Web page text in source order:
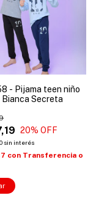
- Pijama teen niño
Bianca Secreta
20% OFF
sin interés
con Transferencia o